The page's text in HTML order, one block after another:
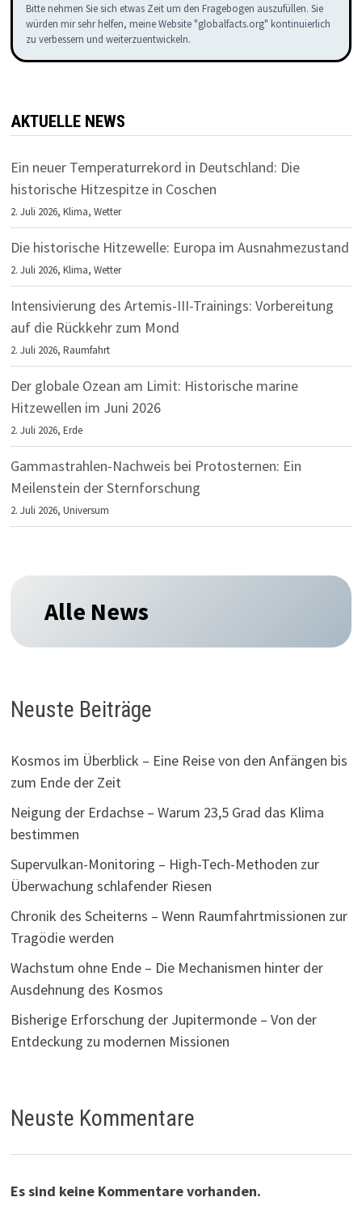
Bitte nehmen Sie sich etwas Zeit um den Fragebogen auszufüllen. Sie
würden mir sehr helfen, meine Website "globalfacts.org" kontinuierlich
zu verbessern und weiterzuentwickeln.
AKTUELLE NEWS
Ein neuer Temperaturrekord in Deutschland: Die
historische Hitzespitze in Coschen
2. Juli 2026,Klima,Wetter
Die historische Hitzewelle: Europa im Ausnahmezustand
2. Juli 2026,Klima,Wetter
Intensivierung des Artemis-III-Trainings: Vorbereitung
auf die Rückkehr zum Mond
2. Juli 2026,Raumfahrt
Der globale Ozean am Limit: Historische marine
Hitzewellen im Juni 2026
2. Juli 2026,Erde
Gammastrahlen-Nachweis bei Protosternen: Ein
Meilenstein der Sternforschung
2. Juli 2026,Universum
Alle News
Neuste Beiträge
Kosmos im Überblick – Eine Reise von den Anfängen bis
zum Ende der Zeit
Neigung der Erdachse – Warum 23,5 Grad das Klima
bestimmen
Supervulkan-Monitoring – High-Tech-Methoden zur
Überwachung schlafender Riesen
Chronik des Scheiterns – Wenn Raumfahrtmissionen zur
Tragödie werden
Wachstum ohne Ende – Die Mechanismen hinter der
Ausdehnung des Kosmos
Bisherige Erforschung der Jupitermonde – Von der
Entdeckung zu modernen Missionen
Neuste Kommentare
Es sind keine Kommentare vorhanden.